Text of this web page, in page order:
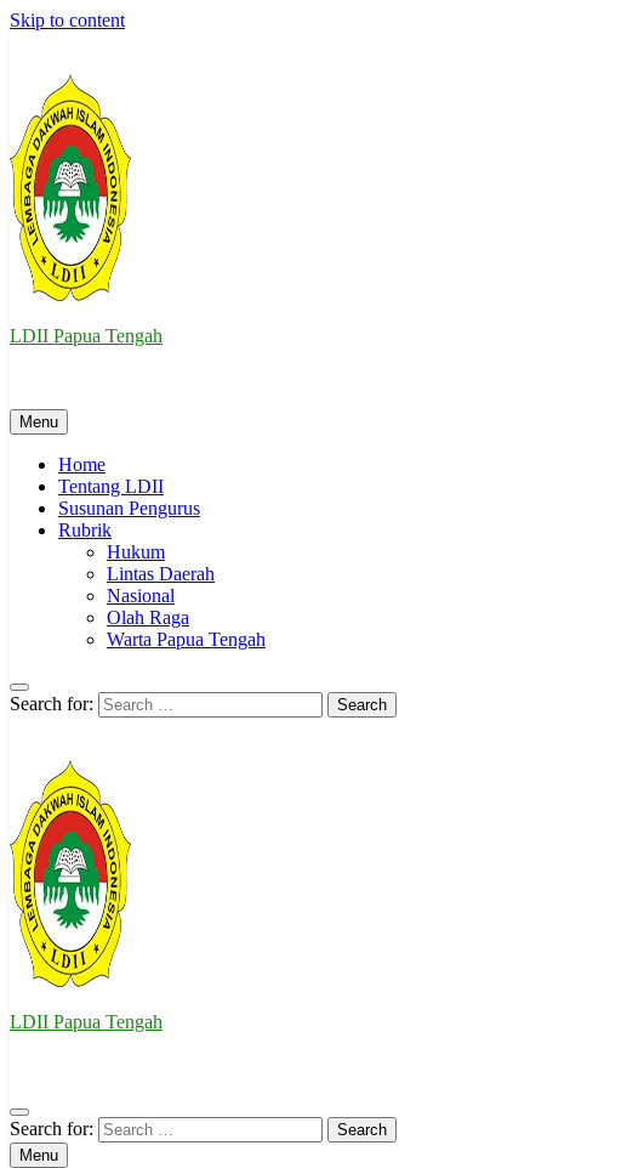
Skip to content
LDII Papua Tengah
Menu
Home
Tentang LDII
Susunan Pengurus
Rubrik
Hukum
Lintas Daerah
Nasional
Olah Raga
Warta Papua Tengah
Search for:
LDII Papua Tengah
Search for:
Menu